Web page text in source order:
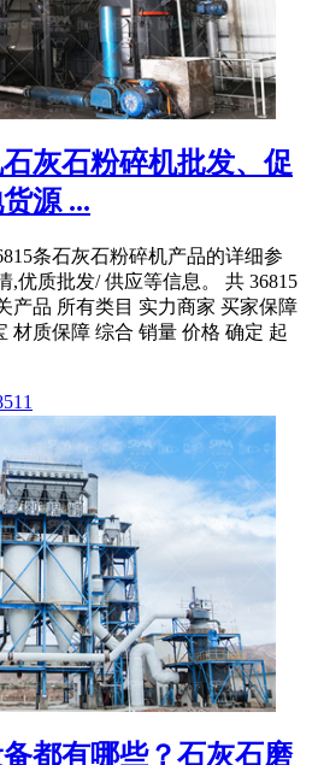
灰石粉碎机批发、促
源 ...
条石灰石粉碎机产品的详细参
,优质批发/ 供应等信息。 共 36815
产品 所有类目 实力商家 买家保障
材质保障 综合 销量 价格 确定 起
都有哪些？石灰石磨